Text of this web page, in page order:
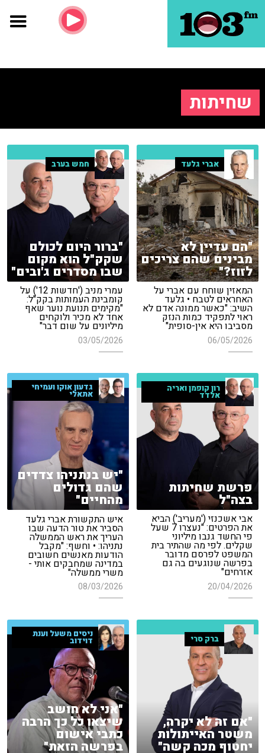
שחיתות
אברי גלעד
"הם עדיין לא
מבינים שהם צריכים
לזוז?"
המאזין שוחח עם אברי על
האחראים לטבח • גלעד
השיב: "כאשר ממונה אדם לא
ראוי לתפקיד כמות הנזק
מסביבו היא אין-סופית"
06/05/2026
חמש בערב
"ברור היום לכולם
שקק"ל הוא מקום
שבו מסדרים ג'ובים"
עמרי מניב ('חדשות 12') על
קומבינת העמותות בקק"ל:
"מקימים תנועת נוער שאף
אחד לא מכיר ולוקחים
מיליונים על שום דבר"
03/05/2026
רון קופמן ואריה
אלדד
פרשת שחיתות
בצה"ל
אבי אשכנזי ('מעריב') הביא
את הפרטים: "נעצרו 7 שעל
פי החשד גנבו מיליוני
שקלים. לפי מה שהתיר בית
המשפט לפרסם מדובר
בפרשה שנוגעים בה גם
אזרחים"
20/04/2026
גדעון אוקו ועמיחי
אתאלי
"יש בנתניהו צדדים
שהם גדולים
מהחיים"
איש התקשורת אברי גלעד
הסביר את טור הדעה שבו
העריך את ראש הממשלה
נתניהו: • וחשף: "מקבל
הודעות מאנשים חשובים
במדינה שמחבקים אותי -
משרי ממשלה"
08/03/2026
ברק סרי
"אם זה לא יקרה,
משטר האייתולות
יחטוף מכה קשה"
ניסים משעל וענת
דוידוב
"אני לא חושב
שיצאו כל כך הרבה
כתבי אישום
בפרשה הזאת"